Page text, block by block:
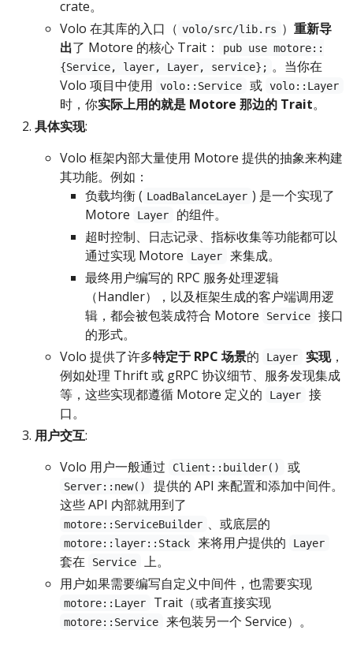
crate。
Volo 在其库的入口（ volo/src/lib.rs ） 重新导
出了 Motore 的核心 Trait：
pub use motore::
{Service, layer, Layer, service}; 。当你在
Volo 项目中使用
volo::Service 或 volo::Layer
时，你实际上用的就是 Motore 那边的 Trait。
具体实现:
Volo 框架内部大量使用 Motore 提供的抽象来构建
其功能。例如：
负载均衡 ( LoadBalanceLayer ) 是一个实现了
Motore
Layer
的组件。
超时控制、日志记录、指标收集等功能都可以
通过实现 Motore
Layer
来集成。
最终用户编写的 RPC 服务处理逻辑
（Handler），以及框架生成的客户端调用逻
辑，都会被包装成符合 Motore
Service
接口
的形式。
Volo 提供了许多特定于 RPC 场景的 Layer 实现，
例如处理 Thrift 或 gRPC 协议细节、服务发现集成
等，这些实现都遵循 Motore 定义的
Layer
接
口。
用户交互:
Volo 用户一般通过
Client::builder() 或
Server::new()
提供的 API 来配置和添加中间件。
这些 API 内部就用到了
motore::ServiceBuilder 、或底层的
motore::layer::Stack 来将用户提供的 Layer
套在 Service
上。
用户如果需要编写自定义中间件，也需要实现
motore::Layer Trait（或者直接实现
motore::Service 来包装另一个 Service）。